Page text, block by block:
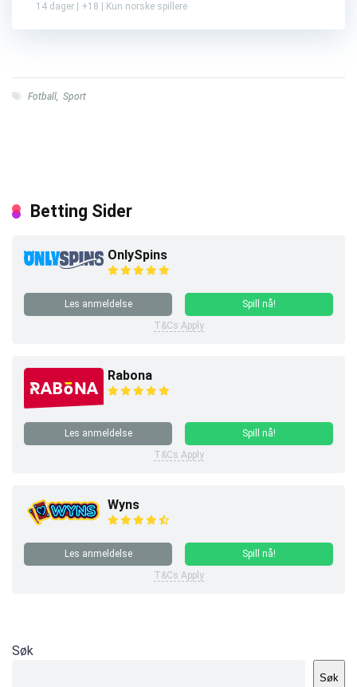
14 dager | +18 | Kun norske spillere
Fotball, Sport
Betting Sider
OnlySpins
Les anmeldelse
Spill nå!
T&Cs Apply
Rabona
Les anmeldelse
Spill nå!
T&Cs Apply
Wyns
Les anmeldelse
Spill nå!
T&Cs Apply
Søk
Søk